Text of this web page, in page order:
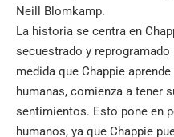
Neill Blomkamp.
La historia se centra en
secuestrado y
medida que Chappie
humanas, comienza a tener
sentimientos. Esto pone en
humanos, ya que Chappie